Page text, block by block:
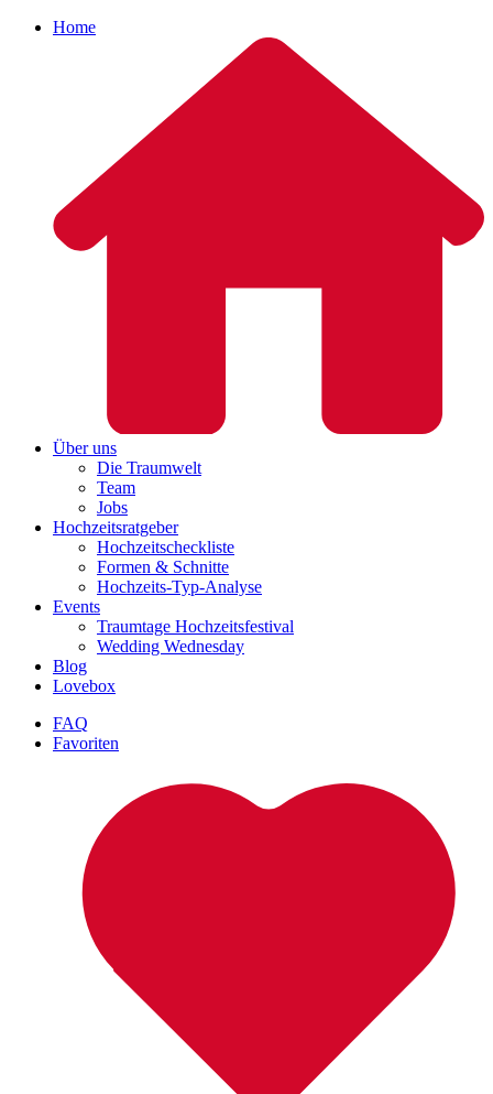
Home
Über uns
Die Traumwelt
Team
Jobs
Hochzeitsratgeber
Hochzeitscheckliste
Formen & Schnitte
Hochzeits-Typ-Analyse
Events
Traumtage Hochzeitsfestival
Wedding Wednesday
Blog
Lovebox
FAQ
Favoriten